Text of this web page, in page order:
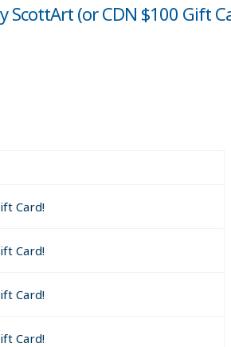
ScottArt (or CDN $100 Gift
Card!
Card!
Card!
Card!